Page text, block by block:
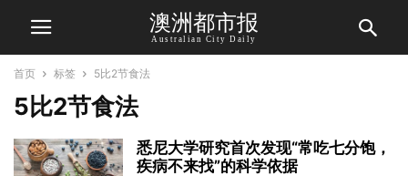
澳洲都市报
Australian City Daily
首页 标签 5比2节食法
5比2节食法
悉尼大学研究首次发现“常吃七分饱，
疾病不来找”的科学依据